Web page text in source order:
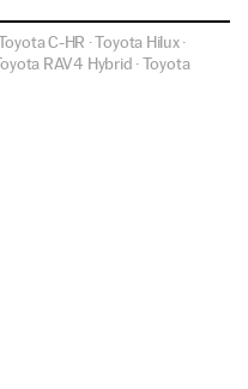
C-HR ·Toyota Hilux·
RAV4 Hybrid ·Toyota